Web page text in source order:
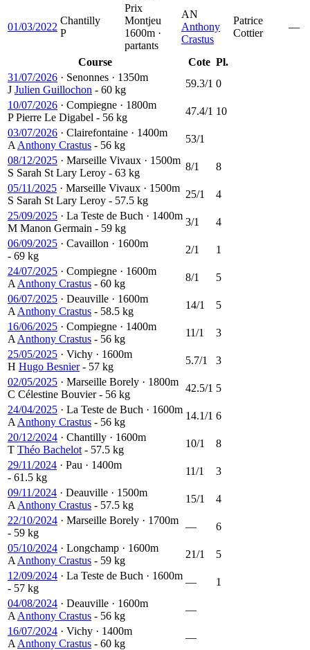
01/03/2022
Chantilly
P
Prix
Montjeu
1600m ·
partants
AN
Anthony
Crastus
Patrice
Cottier
—
Course Cote Pl.
31/07/2026 · Senonnes · 1350m
J Julien Guillochon - 60 kg
59.3/1 0
10/07/2026 · Compiegne · 1800m
PPierre Le Digabel - 56 kg
47.4/1 10
03/07/2026 · Clairefontaine · 1400m
A Anthony Crastus - 56 kg
53/1
08/12/2025 · Marseille Vivaux · 1500m
S Sarah St Lary Leroy - 63 kg
8/1
8
05/11/2025 · Marseille Vivaux · 1500m
S Sarah St Lary Leroy - 57.5 kg
25/1
4
25/09/2025 · La Teste de Buch · 1400m
M Manon Germain - 59 kg
3/1
4
06/09/2025 · Cavaillon · 1600m
- 69 kg
2/1
1
24/07/2025 · Compiegne · 1600m
A Anthony Crastus - 60 kg
8/1
5
06/07/2025 · Deauville · 1600m
A Anthony Crastus - 58.5 kg
14/1
5
16/06/2025 · Compiegne · 1400m
A Anthony Crastus - 56 kg
11/1
3
25/05/2025 · Vichy · 1600m
H Hugo Besnier - 57 kg
5.7/1
3
02/05/2025 · Marseille Borely · 1800m
C Célestine Bouvier - 56 kg
42.5/1 5
24/04/2025 · La Teste de Buch · 1600m
A Anthony Crastus - 56 kg
14.1/1 6
20/12/2024 · Chantilly · 1600m
T Théo Bachelot - 57.5 kg
10/1
8
29/11/2024 · Pau · 1400m
- 61.5 kg
11/1
3
09/11/2024 · Deauville · 1500m
A Anthony Crastus - 57.5 kg
15/1
4
22/10/2024 · Marseille Borely · 1700m
- 59 kg
—
6
05/10/2024 · Longchamp · 1600m
A Anthony Crastus - 59 kg
21/1
5
12/09/2024 · La Teste de Buch · 1600m
- 57 kg
—
1
04/08/2024 · Deauville · 1600m
A Anthony Crastus - 56 kg
—
16/07/2024 · Vichy · 1400m
A Anthony Crastus - 60 kg
—